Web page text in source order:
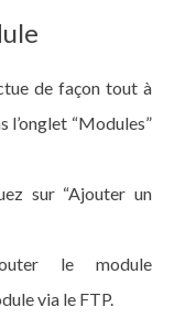
de façon tout à
l’onglet “Modules”
sur “Ajouter un
le module
via le FTP.